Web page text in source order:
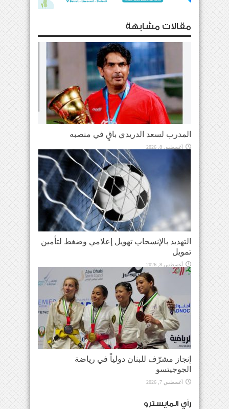
مقالات مشابهة
المدرب لسعد الدريدي باقٍ في منصبه
أغسطس 8, 2026
التهديد بالإنسحاب تهويل إعلامي وضغط لتأمين
تمويل
أغسطس 8, 2026
إنجاز مشرّف للبنان دولياً في رياضة
الجوجيتسو
أغسطس 7, 2026
رأي المايسترو